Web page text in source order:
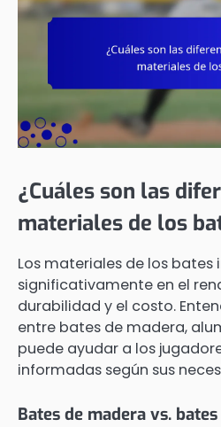
¿Cuáles son las
materiales de los
Los materiales de los bates
significativamente en el
durabilidad y el costo.
entre bates de madera,
puede ayudar a los
informadas según sus
Bates de madera vs.